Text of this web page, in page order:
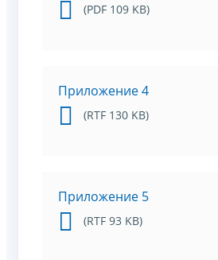
(PDF 109 KB)
Приложение 4
(RTF 130 KB)
Приложение 5
(RTF 93 KB)